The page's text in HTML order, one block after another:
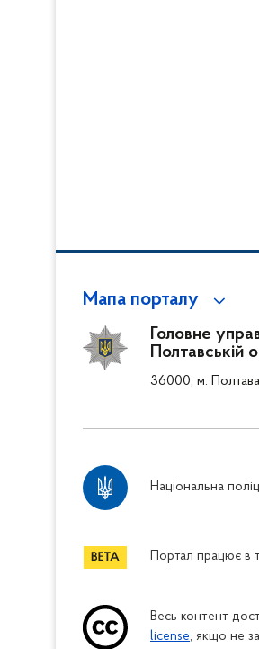
Мапа порталу
Головне
Полтавській
36000, м.
Національна
Портал працює в
Весь контент
license, якщо не